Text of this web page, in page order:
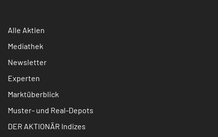
Alle Aktien
Mediathek
Newsletter
Experten
Marktüberblick
Muster- und Real-Depots
DER AKTIONÄR Indizes